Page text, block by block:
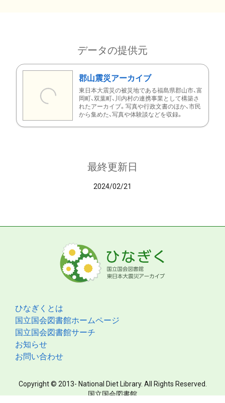
データの提供元
郡山震災アーカイブ
東日本大震災の被災地である福島県郡山市、富
岡町、双葉町、川内村の連携事業として構築さ
れたアーカイブ。写真や行政文書のほか、市民
から集めた、写真や体験談などを収録。
最終更新日
2024/02/21
ひなぎくとは
国立国会図書館ホームページ
国立国会図書館サーチ
お知らせ
お問い合わせ
Copyright © 2013- National Diet Library. All Rights Reserved.